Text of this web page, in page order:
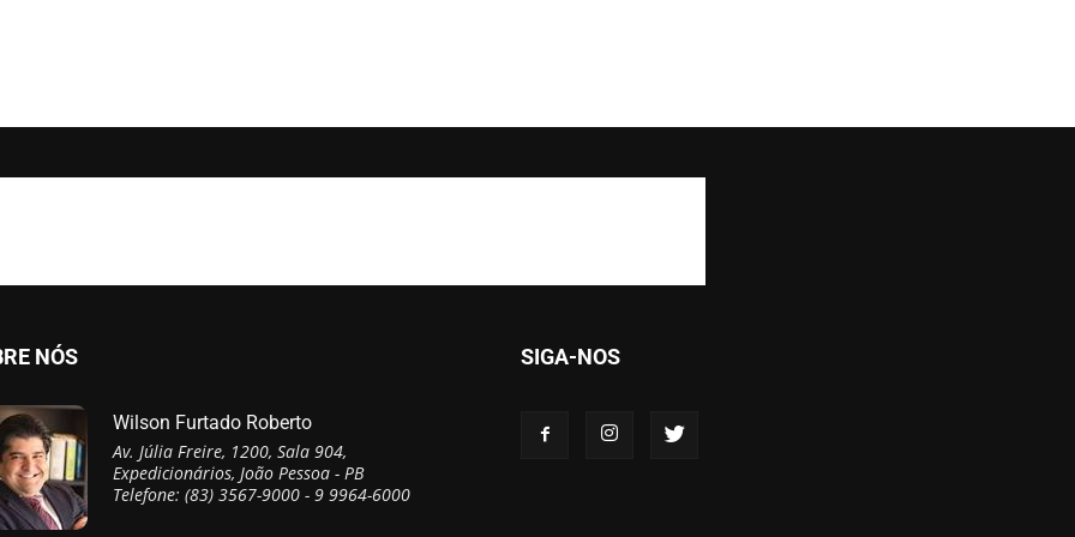
NÓS
Wilson Furtado Roberto
Av. Júlia Freire, 1200, Sala 904,
Expedicionários, João Pessoa - PB
Telefone: (83) 3567-9000 - 9 9964-6000
SIGA-NOS